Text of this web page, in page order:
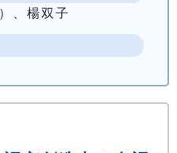
、楊双子